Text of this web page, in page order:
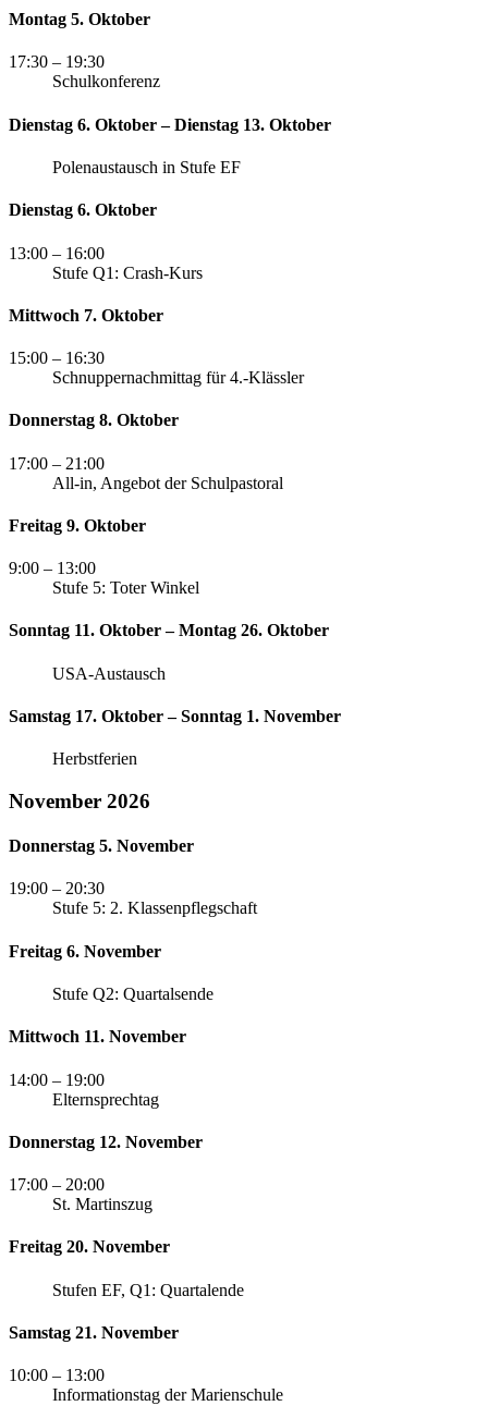
Montag 5. Oktober
17:30 – 19:30
Schulkonferenz
Dienstag 6. Oktober – Dienstag 13. Oktober
Polenaustausch in Stufe EF
Dienstag 6. Oktober
13:00 – 16:00
Stufe Q1: Crash-Kurs
Mittwoch 7. Oktober
15:00 – 16:30
Schnuppernachmittag für 4.-Klässler
Donnerstag 8. Oktober
17:00 – 21:00
All-in, Angebot der Schulpastoral
Freitag 9. Oktober
9:00 – 13:00
Stufe 5: Toter Winkel
Sonntag 11. Oktober – Montag 26. Oktober
USA-Austausch
Samstag 17. Oktober – Sonntag 1. November
Herbstferien
November 2026
Donnerstag 5. November
19:00 – 20:30
Stufe 5: 2. Klassenpflegschaft
Freitag 6. November
Stufe Q2: Quartalsende
Mittwoch 11. November
14:00 – 19:00
Elternsprechtag
Donnerstag 12. November
17:00 – 20:00
St. Martinszug
Freitag 20. November
Stufen EF, Q1: Quartalende
Samstag 21. November
10:00 – 13:00
Informationstag der Marienschule